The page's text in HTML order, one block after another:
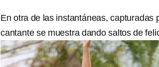
En otra de las instantáneas, capturadas
cantante se muestra dando saltos de